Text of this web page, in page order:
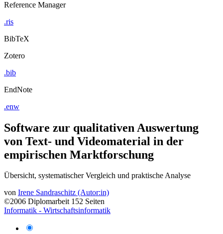
Software zur qualitativen Auswertung
von Text- und Videomaterial in der
empirischen Marktforschung
vonIrene Sandraschitz (Autor:in)
©2006 Diplomarbeit 152 Seiten